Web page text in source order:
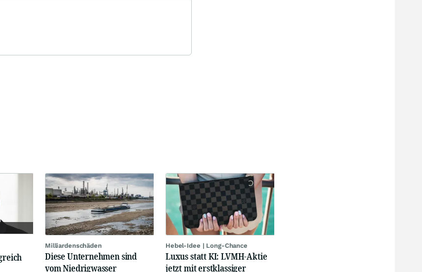
Milliardenschäden
Diese Unternehmen sind
vom Niedrigwasser
Hebel-Idee | Long-Chance
Luxus statt KI: LVMH-Aktie
jetzt mit erstklassiger